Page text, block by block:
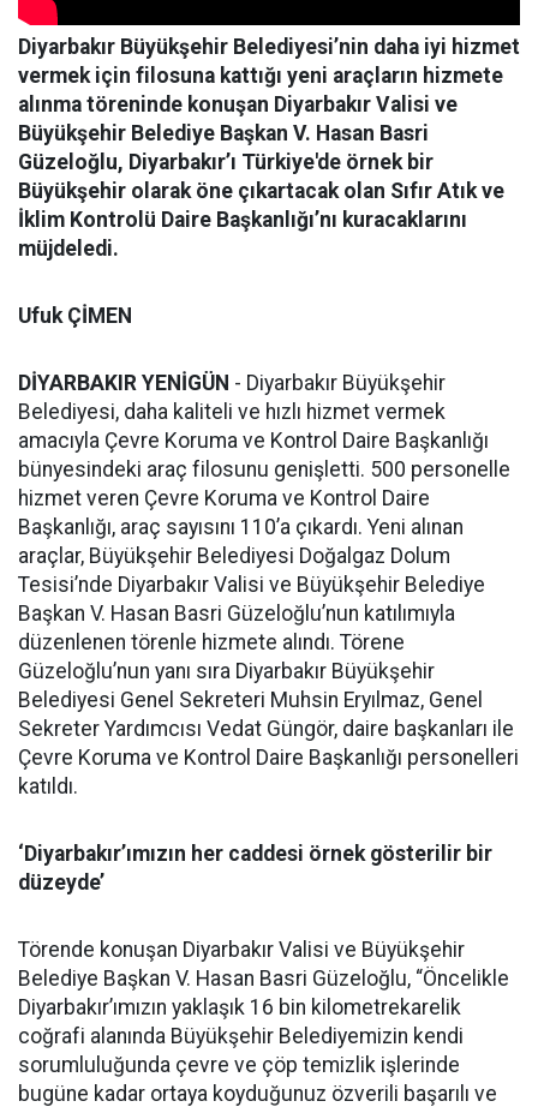
Diyarbakır Büyükşehir Belediyesi’nin daha iyi hizmet
vermek için filosuna kattığı yeni araçların hizmete
alınma töreninde konuşan Diyarbakır Valisi ve
Büyükşehir Belediye Başkan V. Hasan Basri
Güzeloğlu, Diyarbakır’ı Türkiye'de örnek bir
Büyükşehir olarak öne çıkartacak olan Sıfır Atık ve
İklim Kontrolü Daire Başkanlığı’nı kuracaklarını
müjdeledi.
Ufuk ÇİMEN
DİYARBAKIR YENİGÜN - Diyarbakır Büyükşehir
Belediyesi, daha kaliteli ve hızlı hizmet vermek
amacıyla Çevre Koruma ve Kontrol Daire Başkanlığı
bünyesindeki araç filosunu genişletti. 500 personelle
hizmet veren Çevre Koruma ve Kontrol Daire
Başkanlığı, araç sayısını 110’a çıkardı. Yeni alınan
araçlar, Büyükşehir Belediyesi Doğalgaz Dolum
Tesisi’nde Diyarbakır Valisi ve Büyükşehir Belediye
Başkan V. Hasan Basri Güzeloğlu’nun katılımıyla
düzenlenen törenle hizmete alındı. Törene
Güzeloğlu’nun yanı sıra Diyarbakır Büyükşehir
Belediyesi Genel Sekreteri Muhsin Eryılmaz, Genel
Sekreter Yardımcısı Vedat Güngör, daire başkanları ile
Çevre Koruma ve Kontrol Daire Başkanlığı personelleri
katıldı.
‘Diyarbakır’ımızın her caddesi örnek gösterilir bir
düzeyde’
Törende konuşan Diyarbakır Valisi ve Büyükşehir
Belediye Başkan V. Hasan Basri Güzeloğlu, “Öncelikle
Diyarbakır’ımızın yaklaşık 16 bin kilometrekarelik
coğrafi alanında Büyükşehir Belediyemizin kendi
sorumluluğunda çevre ve çöp temizlik işlerinde
bugüne kadar ortaya koyduğunuz özverili başarılı ve